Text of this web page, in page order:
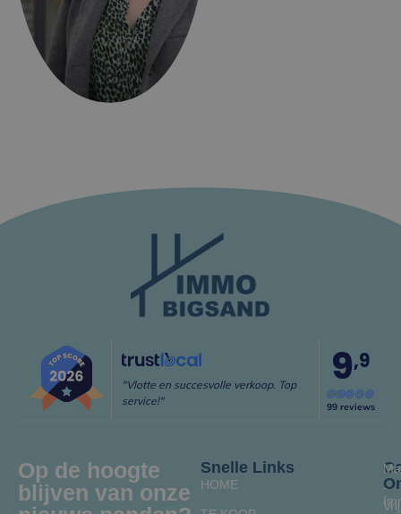
99 reviews
9,9
"Vlotte en succesvolle verkoop. Top
service!"
Op de hoogte
blijven van onze
Snelle Links
HOME
Ma
-
Vrij